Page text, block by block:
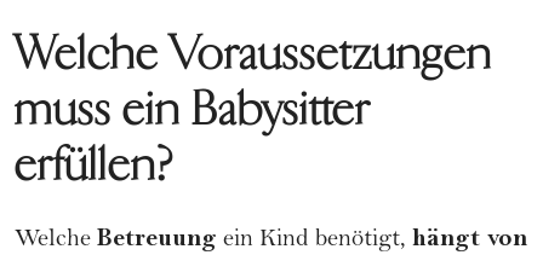
Welche Voraussetzungen
muss ein Babysitter
erfüllen?
Welche Betreuung ein Kind benötigt, hängt von